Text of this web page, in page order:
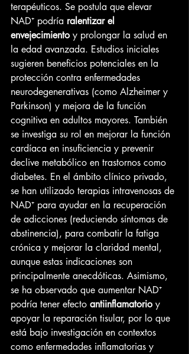
terapéuticos. Se postula que elevar
NAD⁺ podría ralentizar el
envejecimiento y prolongar la salud en
la edad avanzada. Estudios iniciales
sugieren beneficios potenciales en la
protección contra enfermedades
neurodegenerativas (como Alzheimer y
Parkinson) y mejora de la función
cognitiva en adultos mayores. También
se investiga su rol en mejorar la función
cardíaca en insuficiencia y prevenir
declive metabólico en trastornos como
diabetes. En el ámbito clínico privado,
se han utilizado terapias intravenosas de
NAD⁺ para ayudar en la recuperación
de adicciones (reduciendo síntomas de
abstinencia), para combatir la fatiga
crónica y mejorar la claridad mental,
aunque estas indicaciones son
principalmente anecdóticas. Asimismo,
se ha observado que aumentar NAD⁺
podría tener efecto antiinflamatorio y
apoyar la reparación tisular, por lo que
está bajo investigación en contextos
como enfermedades inflamatorias y